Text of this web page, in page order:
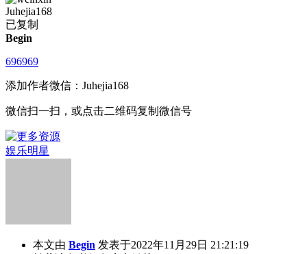
Juhejia168
已复制
Begin
696969
添加作者微信：Juhejia168
微信扫一扫，或点击二维码复制微信号
娱乐明星
本文由 Begin 发表于2022年11月29日 21:21:19